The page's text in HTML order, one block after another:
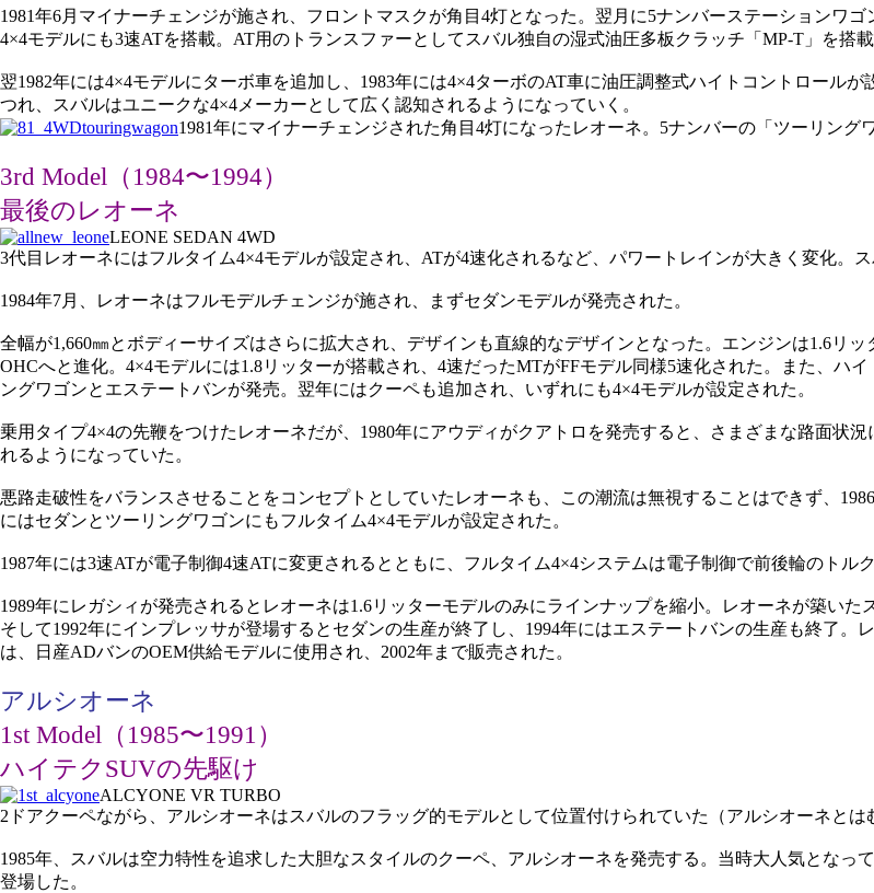
1981年6月マイナーチェンジが施され、フロントマスクが角目4灯となった。翌月に5ナンバーステーションワ
4×4モデルにも3速ATを搭載。AT用のトランスファーとしてスバル独自の湿式油圧多板クラッチ「MP-T」を搭載
翌1982年には4×4モデルにターボ車を追加し、1983年には4×4ターボのAT車に油圧調整式ハイトコントロール
つれ、スバルはユニークな4×4メーカーとして広く認知されるようになっていく。
1981年にマイナーチェンジされた角目4灯になったレオーネ。5ナンバーの「ツーリング
3rd Model（1984〜1994）
最後のレオーネ
LEONE SEDAN 4WD
3代目レオーネにはフルタイム4×4モデルが設定され、ATが4速化されるなど、パワートレインが大きく変化。
1984年7月、レオーネはフルモデルチェンジが施され、まずセダンモデルが発売された。
全幅が1,660㎜とボディーサイズはさらに拡大され、デザインも直線的なデザインとなった。エンジンは1.6リ
OHCへと進化。4×4モデルには1.8リッターが搭載され、4速だったMTがFFモデル同様5速化された。また、ハ
ングワゴンとエステートバンが発売。翌年にはクーペも追加され、いずれにも4×4モデルが設定された。
乗用タイプ4×4の先鞭をつけたレオーネだが、1980年にアウディがクアトロを発売すると、さまざまな路面状
れるようになっていた。
悪路走破性をバランスさせることをコンセプトとしていたレオーネも、この潮流は無視することはできず、
にはセダンとツーリングワゴンにもフルタイム4×4モデルが設定された。
1987年には3速ATが電子制御4速ATに変更されるとともに、フルタイム4×4システムは電子制御で前後輪のトル
1989年にレガシィが発売されるとレオーネは1.6リッターモデルのみにラインナップを縮小。レオーネが築い
そして1992年にインプレッサが登場するとセダンの生産が終了し、1994年にはエステートバンの生産も終了
は、日産ADバンのOEM供給モデルに使用され、2002年まで販売された。
アルシオーネ
1st Model（1985〜1991）
ハイテクSUVの先駆け
ALCYONE VR TURBO
2ドアクーペながら、アルシオーネはスバルのフラッグ的モデルとして位置付けられていた（アルシオーネと
1985年、スバルは空力特性を追求した大胆なスタイルのクーペ、アルシオーネを発売する。当時大人気とな
登場した。